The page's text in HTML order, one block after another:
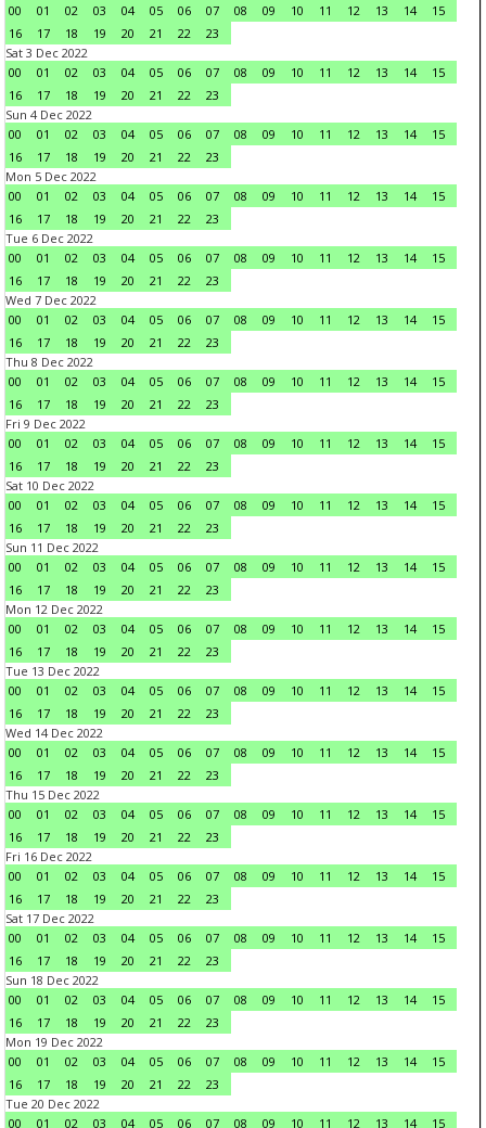
00
01 02 03 04 05 06 07 08 09 10 11 12 13 14
15
16
17 18 19 20 21 22
23
Sat 3 Dec 2022
00
01 02 03 04 05 06 07 08 09 10 11 12 13 14
15
16
17 18 19 20 21 22
23
Sun 4 Dec 2022
00
01 02 03 04 05 06 07 08 09 10 11 12 13 14
15
16
17 18 19 20 21 22
23
Mon 5 Dec 2022
00
01 02 03 04 05 06 07 08 09 10 11 12 13 14
15
16
17 18 19 20 21 22
23
Tue 6 Dec 2022
00
01 02 03 04 05 06 07 08 09 10 11 12 13 14
15
16
17 18 19 20 21 22
23
Wed 7 Dec 2022
00
01 02 03 04 05 06 07 08 09 10 11 12 13 14
15
16
17 18 19 20 21 22
23
Thu 8 Dec 2022
00
01 02 03 04 05 06 07 08 09 10 11 12 13 14
15
16
17 18 19 20 21 22
23
Fri 9 Dec 2022
00
01 02 03 04 05 06 07 08 09 10 11 12 13 14
15
16
17 18 19 20 21 22
23
Sat 10 Dec 2022
00
01 02 03 04 05 06 07 08 09 10 11 12 13 14
15
16
17 18 19 20 21 22
23
Sun 11 Dec 2022
00
01 02 03 04 05 06 07 08 09 10 11 12 13 14
15
16
17 18 19 20 21 22
23
Mon 12 Dec 2022
00
01 02 03 04 05 06 07 08 09 10 11 12 13 14
15
16
17 18 19 20 21 22
23
Tue 13 Dec 2022
00
01 02 03 04 05 06 07 08 09 10 11 12 13 14
15
16
17 18 19 20 21 22
23
Wed 14 Dec 2022
00
01 02 03 04 05 06 07 08 09 10 11 12 13 14
15
16
17 18 19 20 21 22
23
Thu 15 Dec 2022
00
01 02 03 04 05 06 07 08 09 10 11 12 13 14
15
16
17 18 19 20 21 22
23
Fri 16 Dec 2022
00
01 02 03 04 05 06 07 08 09 10 11 12 13 14
15
16
17 18 19 20 21 22
23
Sat 17 Dec 2022
00
01 02 03 04 05 06 07 08 09 10 11 12 13 14
15
16
17 18 19 20 21 22
23
Sun 18 Dec 2022
00
01 02 03 04 05 06 07 08 09 10 11 12 13 14
15
16
17 18 19 20 21 22
23
Mon 19 Dec 2022
00
01 02 03 04 05 06 07 08 09 10 11 12 13 14
15
16
17 18 19 20 21 22
23
Tue 20 Dec 2022
00
01 02 03 04 05 06 07 08 09 10 11 12 13 14
15